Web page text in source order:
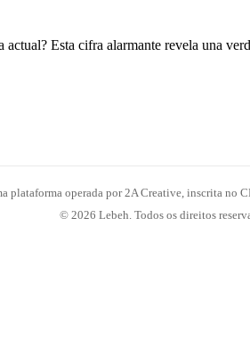
actual? Esta cifra alarmante revela una
plataforma operada por 2A Creative, inscrita no
© 2026 Lebeh. Todos os direitos